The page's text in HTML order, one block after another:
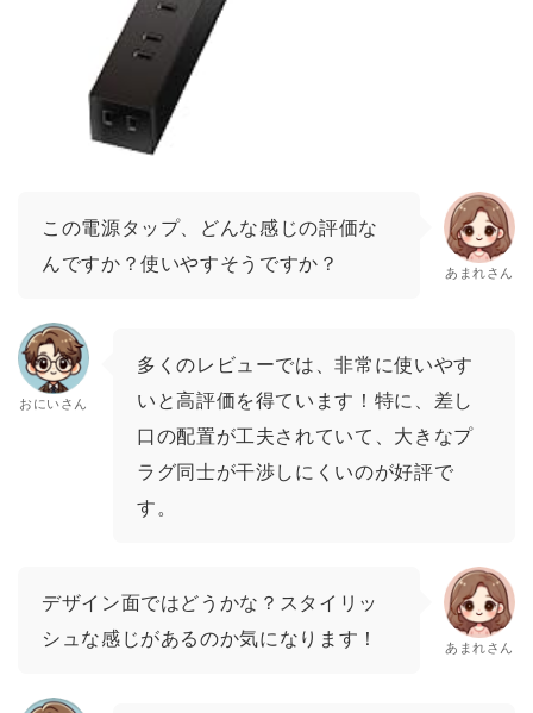
この電源タップ、どんな感じの評価な
んですか？使いやすそうですか？
あまれさん
おにいさん
多くのレビューでは、非常に使いやす
いと高評価を得ています！特に、差し
口の配置が工夫されていて、大きなプ
ラグ同士が干渉しにくいのが好評で
す。
デザイン面ではどうかな？スタイリッ
シュな感じがあるのか気になります！
あまれさん